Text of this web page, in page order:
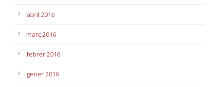
abril 2016
març 2016
febrer 2016
gener 2016